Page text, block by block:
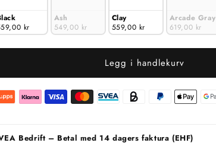
kr
Ash
549,00 kr
Clay
559,00 kr
Arcade Gray
619,00 kr
Legg i handlekurv
Bedrift – Betal med 14 dagers faktura (EHF)